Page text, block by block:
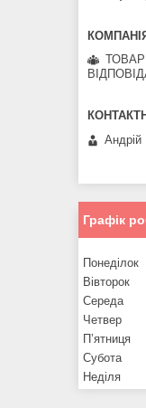
Андрій
Графік
Понеділок
Вівторок
Середа
Четвер
Пʼятниця
Субота
Неділя